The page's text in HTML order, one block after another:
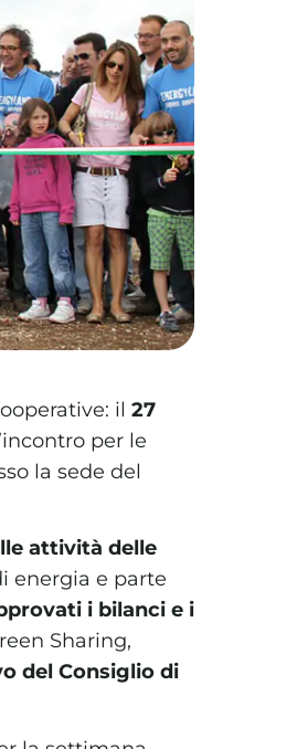
il 27
per le
la sede del
attività delle
energia e parte
i bilanci e i
Sharing,
del Consiglio di